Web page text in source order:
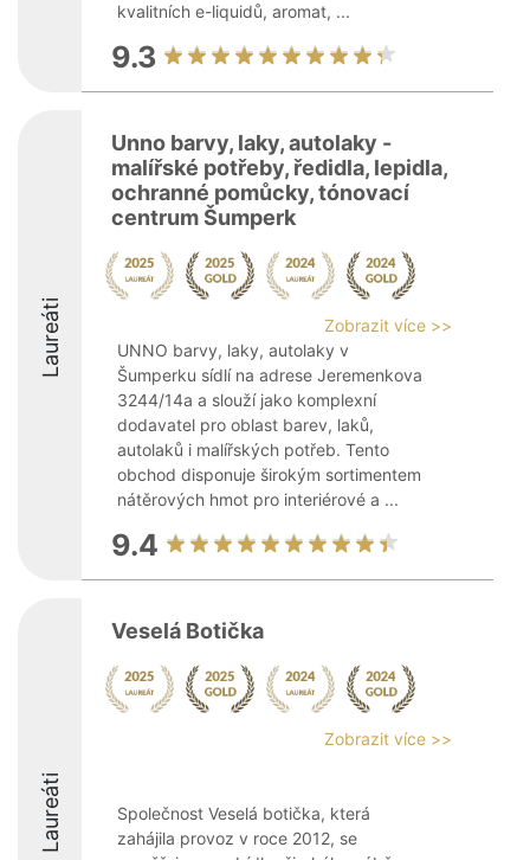
kvalitních e-liquidů, aromat, ...
9.3
Laureáti
Unno barvy, laky, autolaky -
malířské potřeby, ředidla, lepidla,
ochranné pomůcky, tónovací
centrum Šumperk
Zobrazit více >>
UNNO barvy, laky, autolaky v
Šumperku sídlí na adrese Jeremenkova
3244/14a a slouží jako komplexní
dodavatel pro oblast barev, laků,
autolaků i malířských potřeb. Tento
obchod disponuje širokým sortimentem
nátěrových hmot pro interiérové a ...
9.4
Laureáti
Veselá Botička
Zobrazit více >>
Společnost Veselá botička, která
zahájila provoz v roce 2012, se